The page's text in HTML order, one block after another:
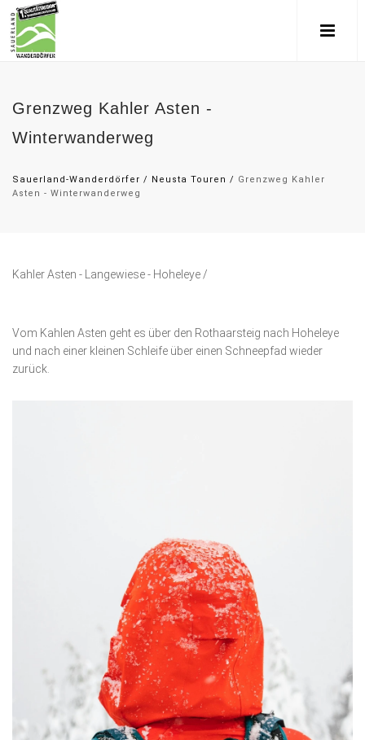
Grenzweg Kahler Asten -
Winterwanderweg
Sauerland-Wanderdörfer / Neusta Touren / Grenzweg Kahler
Asten - Winterwanderweg
Kahler Asten - Langewiese - Hoheleye /
Vom Kahlen Asten geht es über den Rothaarsteig nach Hoheleye
und nach einer kleinen Schleife über einen Schneepfad wieder
zurück.